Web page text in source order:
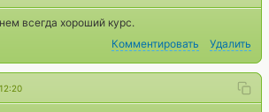
всегда хороший курс.
Комментировать
Удалить
12:20